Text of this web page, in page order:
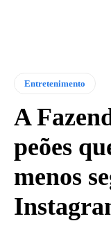
Entretenimento
A
peões
menos